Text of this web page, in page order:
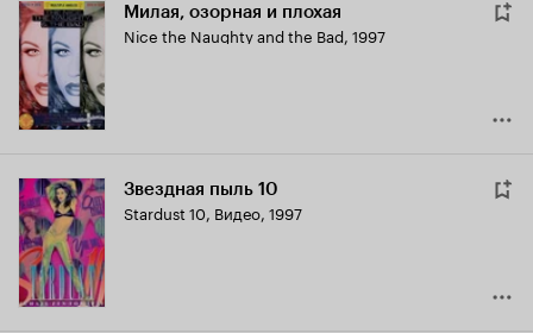
Милая, озорная и плохая
Nice the Naughty and the Bad, 1997
Звездная пыль 10
Stardust 10, Видео, 1997